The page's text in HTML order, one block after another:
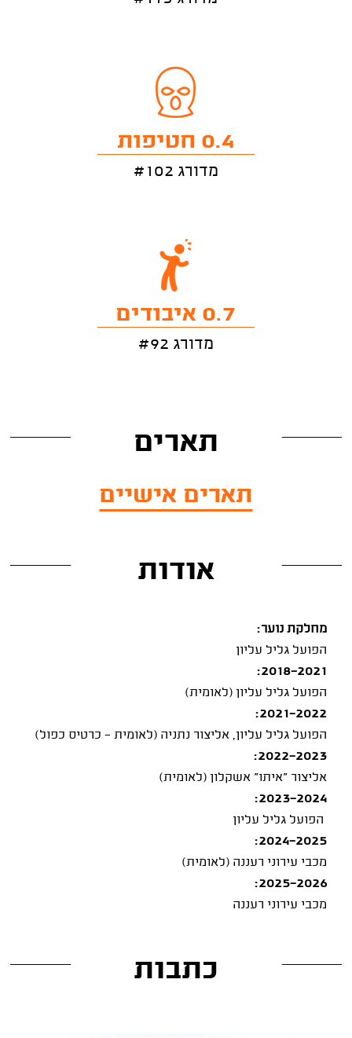
0.4 חטיפות
מדורג #102
0.7 איבודים
מדורג #92
תארים
תארים אישיים
אודות
מחלקת נוער:
הפועל גליל עליון
2018-2021:
הפועל גליל עליון (לאומית)
2021-2022:
הפועל גליל עליון, אליצור נתניה (לאומית - כרטיס כפול)
2022-2023:
אליצור "איתו" אשקלון (לאומית)
2023-2024:
הפועל גליל עליון
2024-2025:
מכבי עירוני רעננה (לאומית)
2025-2026:
מכבי עירוני רעננה
כתבות